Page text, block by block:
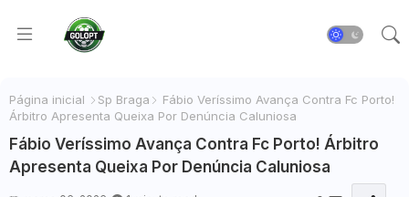
Página inicial Sp Braga
Fábio Veríssimo Avança Contra Fc Porto!
Árbitro Apresenta Queixa Por Denúncia Caluniosa
Fábio Veríssimo Avança Contra Fc Porto! Árbitro
Apresenta Queixa Por Denúncia Caluniosa